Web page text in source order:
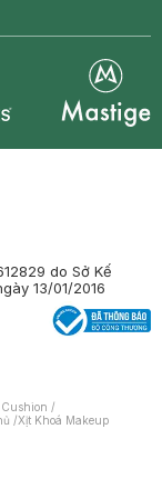
do Sở Kế
13/01/2016
/
/Xịt Khoá Makeup